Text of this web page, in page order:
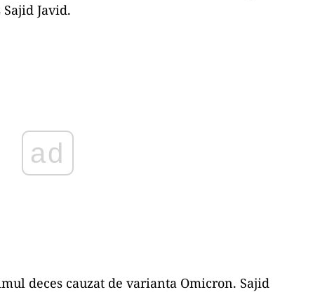
Sajid Javid.
deces cauzat de varianta Omicron. Sajid